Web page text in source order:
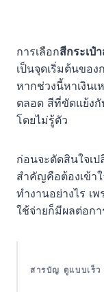
การเลือกสีกระเป๋
เป็นจุดเริ่มต้นของ
หากช่วงนี้หาเงิน
ตลอด สีที่ขัดแย้งกั
โดยไม่รู้ตัว
ก่อนจะตัดสินใจเ
สำคัญคือต้องเข้า
ทำงานอย่างไร เ
ใช้จ่ายก็มีผลต่อก
สารบัญ ดูแบบเร็ว